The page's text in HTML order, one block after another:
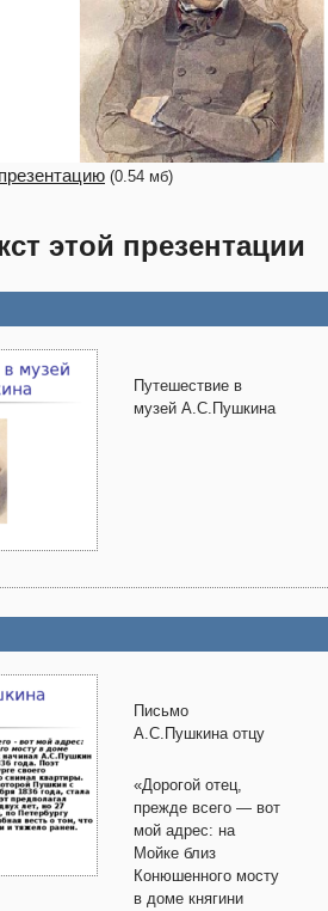
(0.54 мб)
этой презентации
Путешествие в
музей А.С.Пушкина
Письмо
А.С.Пушкина отцу
«Дорогой отец,
прежде всего — вот
мой адрес: на
Мойке близ
Конюшенного мосту
в доме княгини